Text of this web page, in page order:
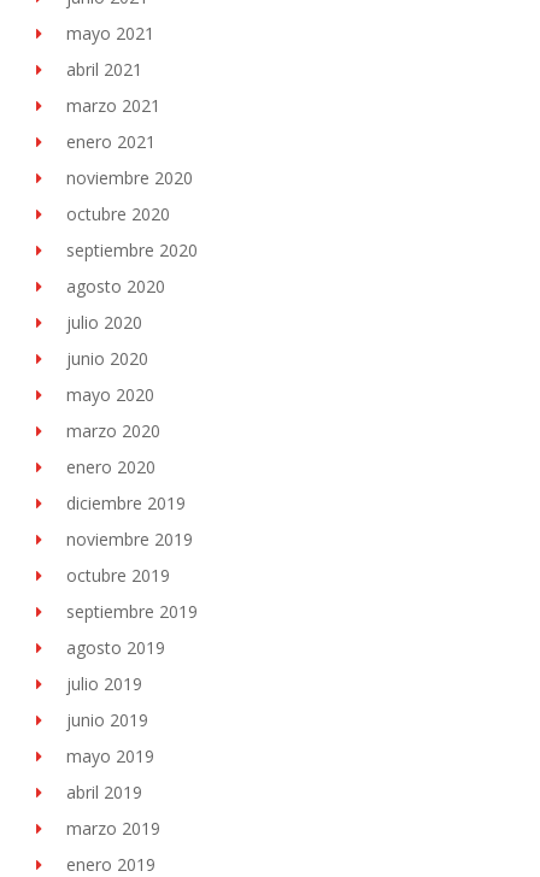
mayo 2021
abril 2021
marzo 2021
enero 2021
noviembre 2020
octubre 2020
septiembre 2020
agosto 2020
julio 2020
junio 2020
mayo 2020
marzo 2020
enero 2020
diciembre 2019
noviembre 2019
octubre 2019
septiembre 2019
agosto 2019
julio 2019
junio 2019
mayo 2019
abril 2019
marzo 2019
enero 2019